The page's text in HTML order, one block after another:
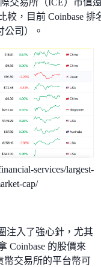
交易所（ICE）市值
較，目前 Coinbase 排
公司）。
services/largest-
cap/
注入了強心針，尤其
Coinbase 的股價來
幣交易所的平台幣可